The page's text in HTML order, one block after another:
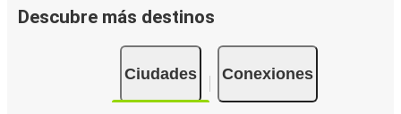
enchufes. Escoge tu asiento favorito al reservar y viaja
equipaje de mano y una pieza de equipaje facturado.
autobús desde o hacia Puerto Varas
Descubre más destinos
Ciudades Conexiones